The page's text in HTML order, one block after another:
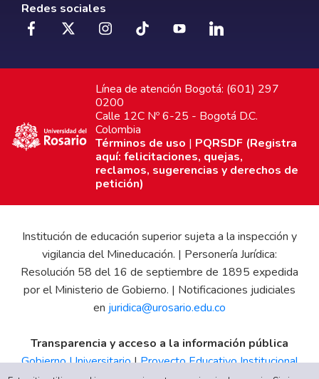
Redes sociales
Línea de atención Bogotá: (601) 297
0200
Calle 12C Nº 6-25 - Bogotá D.C.
Colombia
Términos de uso | PQRSDF (Registra
aquí: felicitaciones, quejas,
reclamos, sugerencias y derechos de
petición)
Institución de educación superior sujeta a la inspección y
vigilancia del Mineducación. | Personería Jurídica:
Resolución 58 del 16 de septiembre de 1895 expedida
por el Ministerio de Gobierno. | Notificaciones judiciales
en juridica@urosario.edu.co
Transparencia y acceso a la información pública
Gobierno Universitario|Proyecto Educativo Institucional